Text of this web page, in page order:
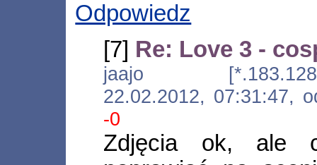
Odpowiedz
[7] Re: Love 3 -
jaajo
22.02.2012, 07:31:47,
-0
Zdjęcia ok, ale